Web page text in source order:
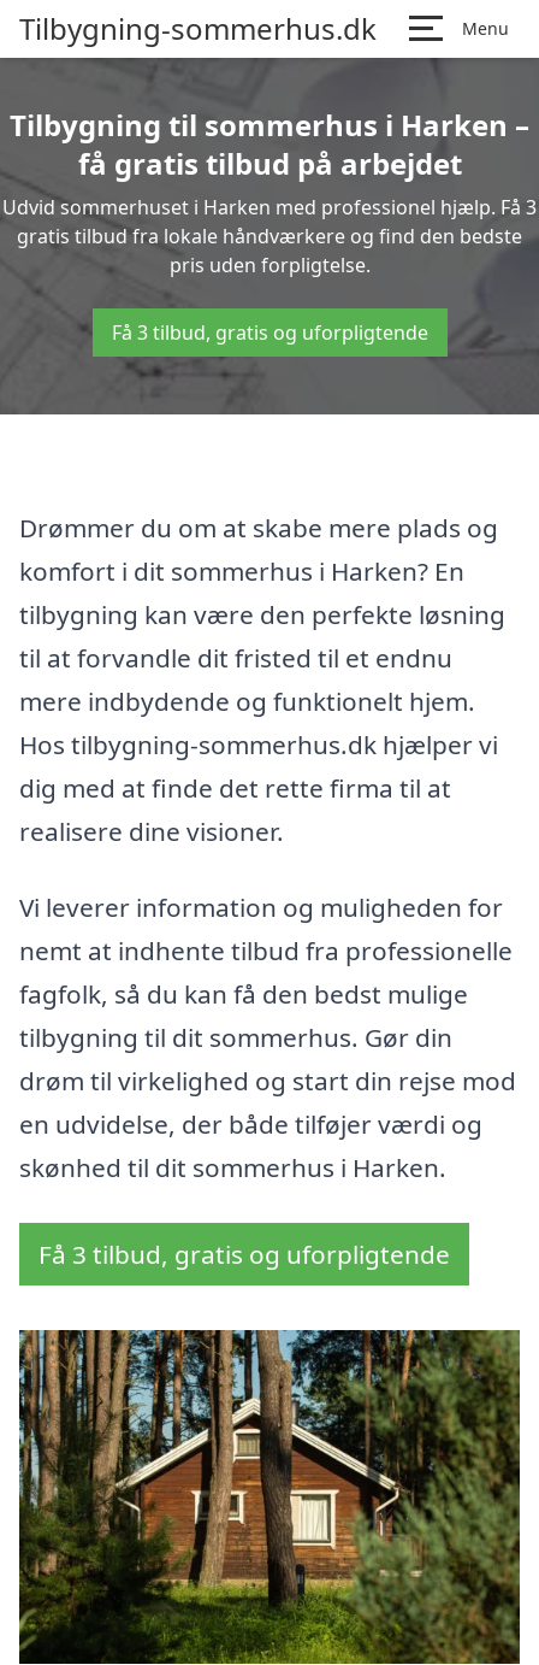
Tilbygning-sommerhus.dk Menu
Tilbygning til sommerhus i Harken –
få gratis tilbud på arbejdet
Udvid sommerhuset i Harken med professionel hjælp. Få 3
gratis tilbud fra lokale håndværkere og find den bedste
pris uden forpligtelse.
Få 3 tilbud, gratis og uforpligtende
Drømmer du om at skabe mere plads og
komfort i dit sommerhus i Harken? En
tilbygning kan være den perfekte løsning
til at forvandle dit fristed til et endnu
mere indbydende og funktionelt hjem.
Hos tilbygning-sommerhus.dk hjælper vi
dig med at finde det rette firma til at
realisere dine visioner.
Vi leverer information og muligheden for
nemt at indhente tilbud fra professionelle
fagfolk, så du kan få den bedst mulige
tilbygning til dit sommerhus. Gør din
drøm til virkelighed og start din rejse mod
en udvidelse, der både tilføjer værdi og
skønhed til dit sommerhus i Harken.
Få 3 tilbud, gratis og uforpligtende